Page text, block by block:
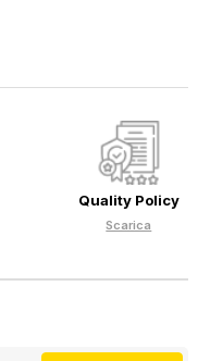
Quality Policy
Scarica